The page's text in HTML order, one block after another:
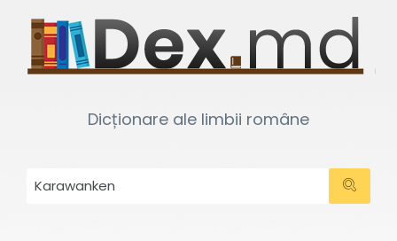
Dicționare ale limbii române